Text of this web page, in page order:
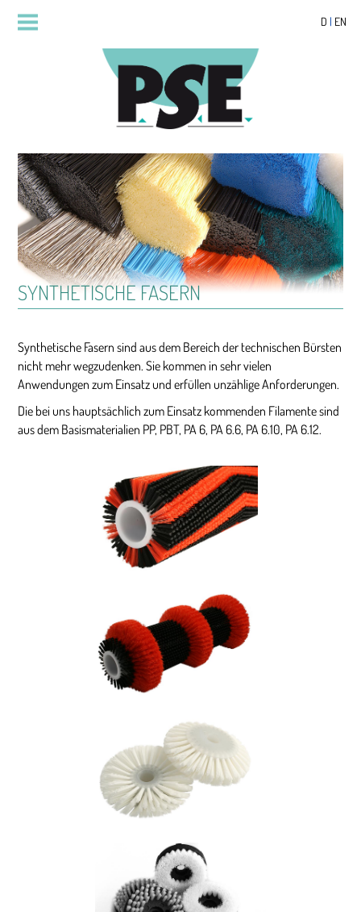
D | EN
SYNTHETISCHE FASERN
Synthetische Fasern sind aus dem Bereich der technischen Bürsten
nicht mehr wegzudenken. Sie kommen in sehr vielen
Anwendungen zum Einsatz und erfüllen unzählige Anforderungen.
Die bei uns hauptsächlich zum Einsatz kommenden Filamente sind
aus dem Basismaterialien PP, PBT, PA 6, PA 6.6, PA 6.10, PA 6.12.